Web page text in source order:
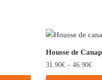
Housse de
31.90€ – 46.90€